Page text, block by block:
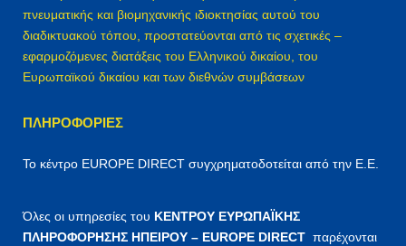
πνευματικής και βιομηχανικής ιδιοκτησίας αυτού του
διαδικτυακού τόπου, προστατεύονται από τις σχετικές –
εφαρμοζόμενες διατάξεις του Ελληνικού δικαίου, του
Ευρωπαϊκού δικαίου και των διεθνών συμβάσεων
ΠΛΗΡΟΦΟΡΊΕΣ
Το κέντρο EUROPE DIRECT συγχρηματοδοτείται από την Ε.Ε.
Όλες οι υπηρεσίες του ΚΕΝΤΡΟΥ ΕΥΡΩΠΑΪΚΗΣ
ΠΛΗΡΟΦΟΡΗΣΗΣ ΗΠΕΙΡΟΥ – EUROPE DIRECT παρέχονται